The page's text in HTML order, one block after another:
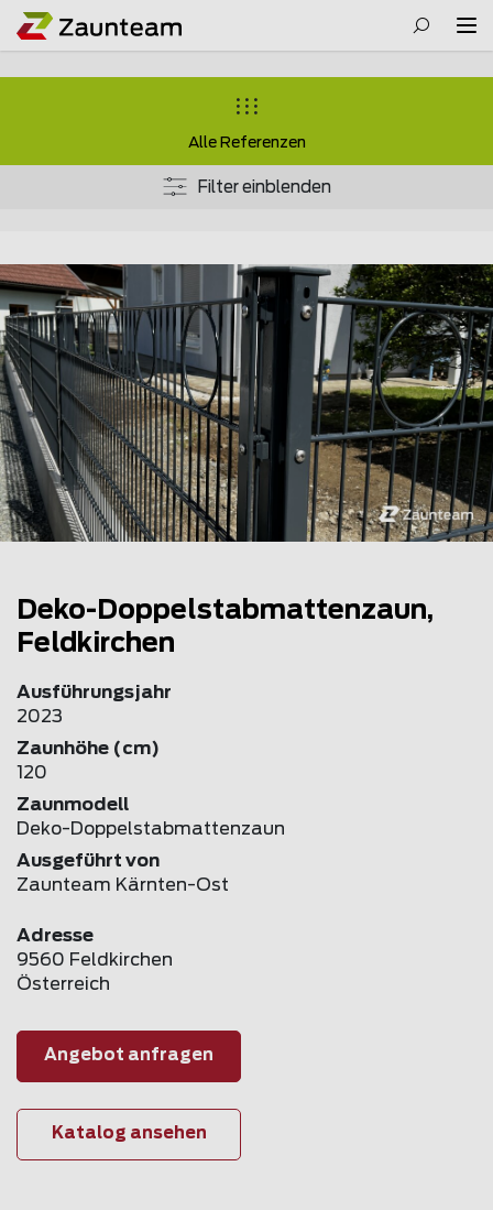
Alle Referenzen
Filter einblenden
Deko-Doppelstabmattenzaun,
Feldkirchen
Ausführungsjahr
2023
Zaunhöhe (cm)
120
Zaunmodell
Deko-Doppelstabmattenzaun
Ausgeführt von
Zaunteam Kärnten-Ost
Adresse
9560 Feldkirchen
Österreich
Angebot anfragen
Katalog ansehen